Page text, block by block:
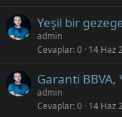
Yeşil bir
admin
Cevaplar 0 14 Haz
Garanti BBVA,
admin
Cevaplar 0 14 Haz